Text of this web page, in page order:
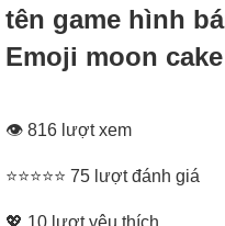
tên game hình
Emoji moon cake
👁 816 lượt xem
⭐⭐⭐⭐⭐ 75 lượt đánh giá